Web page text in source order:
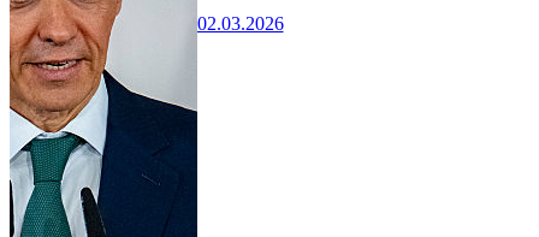
02.03.2026